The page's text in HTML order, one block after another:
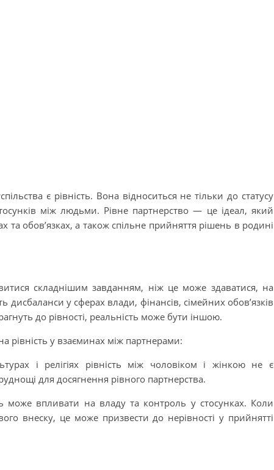
є рівність. Вона відноситься не тільки до статусу
між людьми. Рівне партнерство — це ідеал, який
та обов’язках, а також спільне прийняття рішень в родині
складнішим завданням, ніж це може здаватися, на
у сферах влади, фінансів, сімейних обов’язків
до рівності, реальність може бути іншою.
рівність у взаєминах між партнерами:
і релігіях рівність між чоловіком і жінкою не є
для досягнення рівного партнерства.
може впливати на владу та контроль у стосунках. Коли
внеску, це може призвести до нерівності у прийнятті